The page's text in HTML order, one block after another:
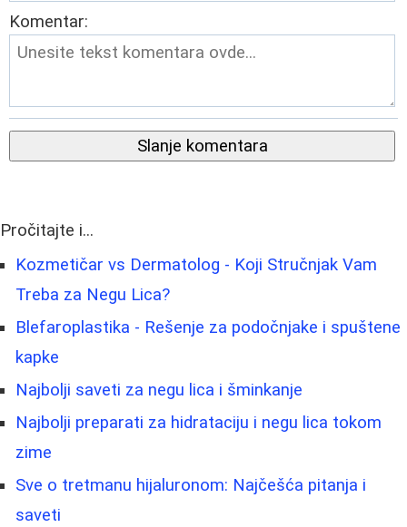
Komentar:
Slanje komentara
Pročitajte i...
Kozmetičar vs Dermatolog - Koji Stručnjak Vam
Treba za Negu Lica?
Blefaroplastika - Rešenje za podočnjake i spuštene
kapke
Najbolji saveti za negu lica i šminkanje
Najbolji preparati za hidrataciju i negu lica tokom
zime
Sve o tretmanu hijaluronom: Najčešća pitanja i
saveti